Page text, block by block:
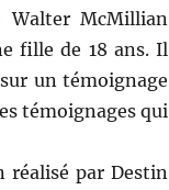
Walter McMillian
fille de 18 ans. Il
un témoignage
témoignages qui
par Destin